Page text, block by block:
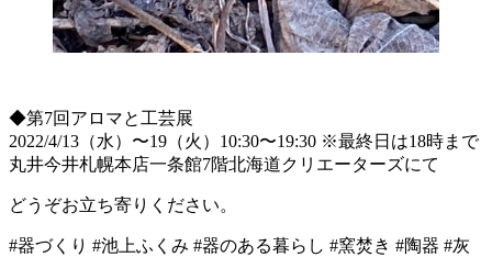
◆第7回アロマと工芸展
2022/4/13（水）〜19（火）10:30〜19:30 ※最終日は18時まで
丸井今井札幌本店一条館7階北海道クリエーターズにて
どうぞお立ち寄りください。
#器づくり #池上ふくみ #器のある暮らし #窯焚き #陶器 #灰